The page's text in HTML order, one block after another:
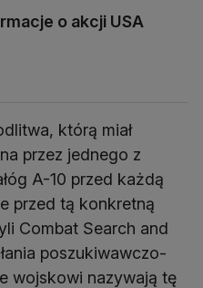
o akcji USA
którą miał
przez jednego z
A-10 przed każdą
przed tą konkretną
Combat Search and
poszukiwawczo-
wojskowi nazywają tę